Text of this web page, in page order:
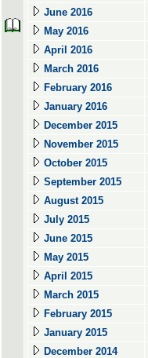
June 2016
May 2016
April 2016
March 2016
February 2016
January 2016
December 2015
November 2015
October 2015
September 2015
August 2015
July 2015
June 2015
May 2015
April 2015
March 2015
February 2015
January 2015
December 2014